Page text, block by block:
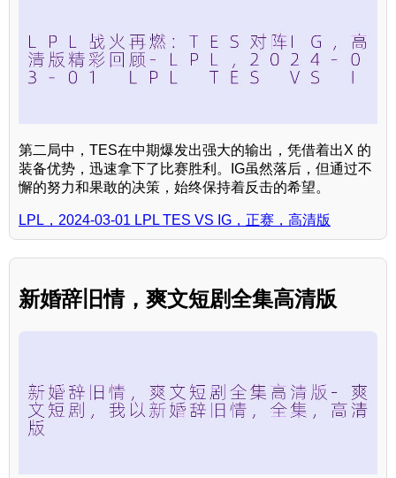
第二局中，TES在中期爆发出强大的输出，凭借着出X 的
装备优势，迅速拿下了比赛胜利。IG虽然落后，但通过不
懈的努力和果敢的决策，始终保持着反击的希望。
LPL，2024-03-01 LPL TES VS IG，正赛，高清版
新婚辞旧情，爽文短剧全集高清版